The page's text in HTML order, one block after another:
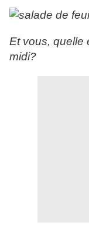
Et vous, quelle
midi?